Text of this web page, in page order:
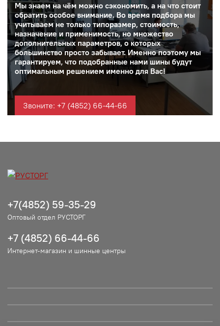
Мы знаем на чём можно сэкономить, а на что стоит
обратить особое внимание. Во время подбора мы
учитываем не только типоразмер, стоимость,
назначение и применимость, но множество
дополнительных параметров, о которых
большинство просто забывает. Именно поэтому мы
гарантируем, что подобранные нами шины будут
оптимальным решением именно для Вас!
Звоните: +7 (4852) 66-44-66
+7(4852) 59-35-29
Оптовый отдел РУСТОРГ
+7 (4852) 66-44-66
Интернет-магазин и шинные центры